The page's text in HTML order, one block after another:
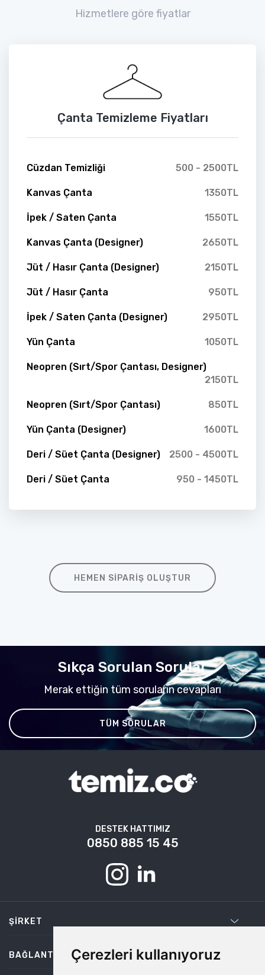
Çerezleri kullanıyoruz
Hizmetlere göre fiyatlar
Çanta Temizleme Fiyatları
Cüzdan Temizliği 500 - 2500TL
Kanvas Çanta 1350TL
İpek / Saten Çanta 1550TL
Kanvas Çanta (Designer) 2650TL
Jüt / Hasır Çanta (Designer) 2150TL
Jüt / Hasır Çanta 950TL
İpek / Saten Çanta (Designer) 2950TL
Yün Çanta 1050TL
Neopren (Sırt/Spor Çantası, Designer)
2150TL
Neopren (Sırt/Spor Çantası) 850TL
Yün Çanta (Designer) 1600TL
Deri / Süet Çanta (Designer) 2500 - 4500TL
Deri / Süet Çanta 950 - 1450TL
HEMEN SIPARIŞ OLUŞTUR
Sıkça Sorulan Sorular
Merak ettiğin tüm soruların cevapları
TÜM SORULAR
DESTEK HATTIMIZ
0850 885 15 45
ŞIRKET
BAĞLANTILAR